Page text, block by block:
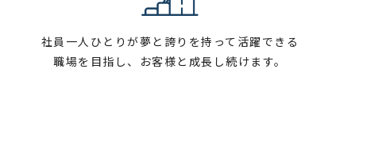
社員一人ひとりが夢と誇りを持って活躍できる
職場を目指し、お客様と成長し続けます。